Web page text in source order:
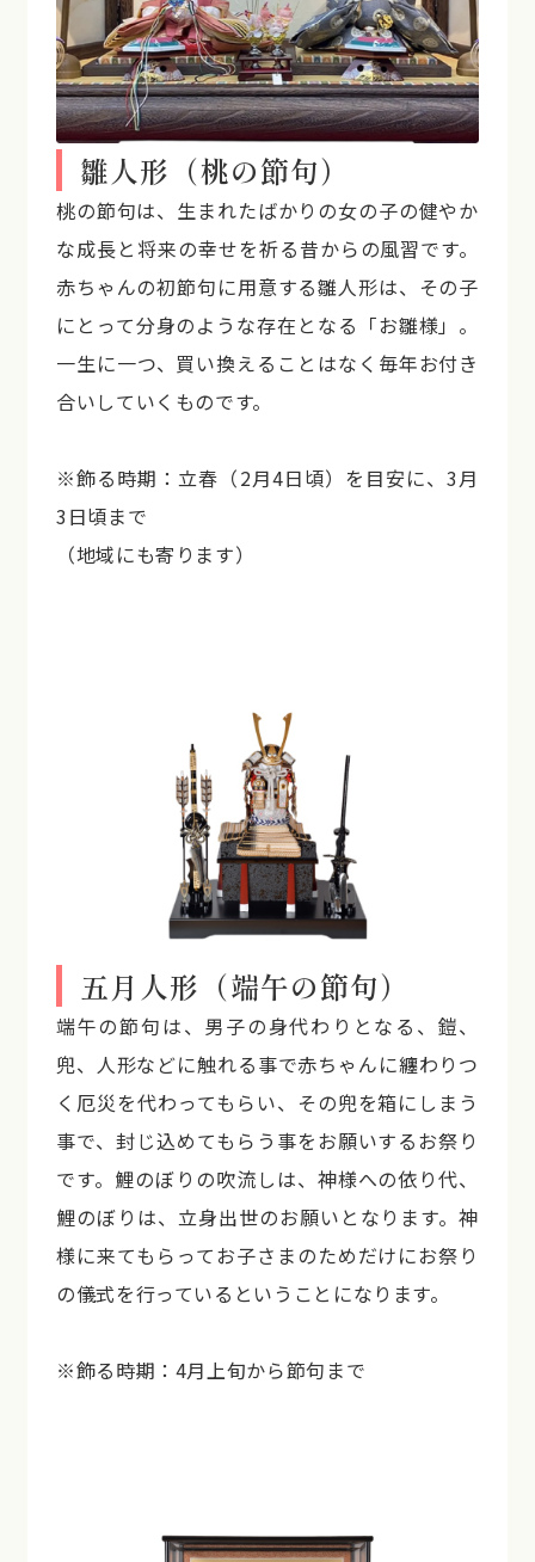
雛人形（桃の節句）
桃の節句は、生まれたばかりの女の子の健やか
な成長と将来の幸せを祈る昔からの風習です。
赤ちゃんの初節句に用意する雛人形は、その子
にとって分身のような存在となる「お雛様」。
一生に一つ、買い換えることはなく毎年お付き
合いしていくものです。
※飾る時期：立春（2月4日頃）を目安に、3月
3日頃まで
（地域にも寄ります）
五月人形（端午の節句）
端午の節句は、男子の身代わりとなる、鎧、
兜、人形などに触れる事で赤ちゃんに纏わりつ
く厄災を代わってもらい、その兜を箱にしまう
事で、封じ込めてもらう事をお願いするお祭り
です。鯉のぼりの吹流しは、神様への依り代、
鯉のぼりは、立身出世のお願いとなります。神
様に来てもらってお子さまのためだけにお祭り
の儀式を行っているということになります。
※飾る時期：4月上旬から節句まで